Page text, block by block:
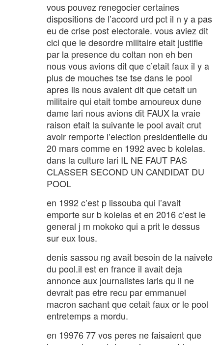
vous pouvez renegocier certaines
dispositions de l’accord urd pct il n y a pas
eu de crise post electorale. vous aviez dit
cici que le desordre militaire etait justifie
par la presence du coltan non eh ben
nous vous avions dit que c’etait faux il y a
plus de mouches tse tse dans le pool
apres ils nous avaient dit que cetait un
militaire qui etait tombe amoureux dune
dame lari nous avions dit FAUX la vraie
raison etait la suivante le pool avait crut
avoir remporte l’election presidentielle du
20 mars comme en 1992 avec b kolelas.
dans la culture lari IL NE FAUT PAS
CLASSER SECOND UN CANDIDAT DU
POOL
en 1992 c’est p lissouba qui l’avait
emporte sur b kolelas et en 2016 c’est le
general j m mokoko qui a prit le dessus
sur eux tous.
denis sassou ng avait besoin de la naivete
du pool.il est en france il avait deja
annonce aux journalistes laris qu il ne
devrait pas etre recu par emmanuel
macron sachant que cetait faux or le pool
entretemps a mordu.
en 19976 77 vos peres ne faisaient que